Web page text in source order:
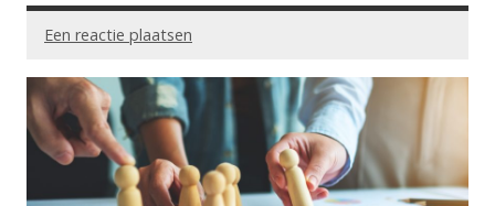
Een reactie plaatsen